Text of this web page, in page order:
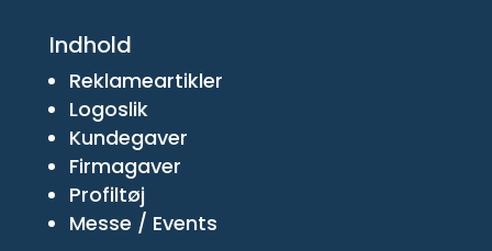
Indhold
Reklameartikler
Logoslik
Kundegaver
Firmagaver
Profiltøj
Messe / Events